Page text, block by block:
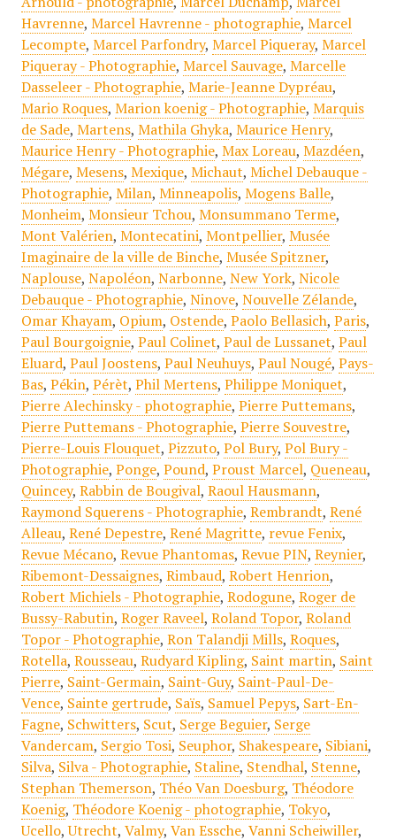
Havrenne, Marcel Havrenne - photographie, Marcel
Lecompte, Marcel Parfondry, Marcel Piqueray, Marcel
Piqueray - Photographie, Marcel Sauvage, Marcelle
Dasseleer - Photographie, Marie-Jeanne Dypréau,
Mario Roques, Marion koenig - Photographie, Marquis
de Sade, Martens, Mathila Ghyka, Maurice Henry,
Maurice Henry - Photographie, Max Loreau, Mazdéen,
Mégare, Mesens, Mexique, Michaut, Michel Debauque -
Photographie, Milan, Minneapolis, Mogens Balle,
Monheim, Monsieur Tchou, Monsummano Terme,
Mont Valérien, Montecatini, Montpellier, Musée
Imaginaire de la ville de Binche, Musée Spitzner,
Naplouse, Napoléon, Narbonne, New York, Nicole
Debauque - Photographie, Ninove, Nouvelle Zélande,
Omar Khayam, Opium, Ostende, Paolo Bellasich, Paris,
Paul Bourgoignie, Paul Colinet, Paul de Lussanet, Paul
Eluard, Paul Joostens, Paul Neuhuys, Paul Nougé, Pays-
Bas, Pékin, Pérèt, Phil Mertens, Philippe Moniquet,
Pierre Alechinsky - photographie, Pierre Puttemans,
Pierre Puttemans - Photographie, Pierre Souvestre,
Pierre-Louis Flouquet, Pizzuto, Pol Bury, Pol Bury -
Photographie, Ponge, Pound, Proust Marcel, Queneau,
Quincey, Rabbin de Bougival, Raoul Hausmann,
Raymond Squerens - Photographie, Rembrandt, René
Alleau, René Depestre, René Magritte, revue Fenix,
Revue Mécano, Revue Phantomas, Revue PIN, Reynier,
Ribemont-Dessaignes, Rimbaud, Robert Henrion,
Robert Michiels - Photographie, Rodogune, Roger de
Bussy-Rabutin, Roger Raveel, Roland Topor, Roland
Topor - Photographie, Ron Talandji Mills, Roques,
Rotella, Rousseau, Rudyard Kipling, Saint martin, Saint
Pierre, Saint-Germain, Saint-Guy, Saint-Paul-De-
Vence, Sainte gertrude, Saïs, Samuel Pepys, Sart-En-
Fagne, Schwitters, Scut, Serge Beguier, Serge
Vandercam, Sergio Tosi, Seuphor, Shakespeare, Sibiani,
Silva, Silva - Photographie, Staline, Stendhal, Stenne,
Stephan Themerson, Théo Van Doesburg, Théodore
Koenig, Théodore Koenig - photographie, Tokyo,
Ucello,Utrecht, Valmy, Van Essche, Vanni Scheiwiller,